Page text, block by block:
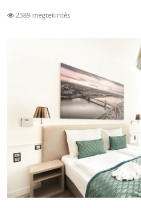
2389 megtekintés